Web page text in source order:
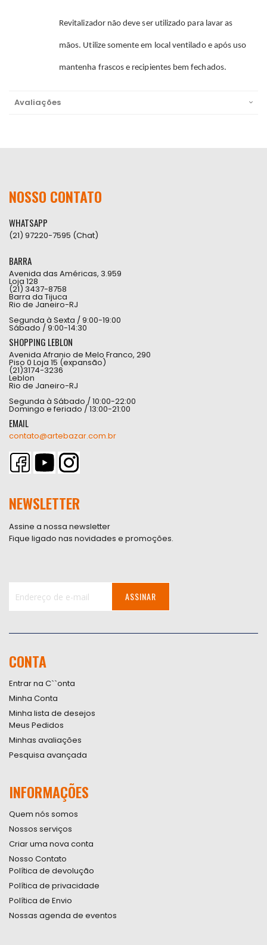
Revitalizador não deve ser utilizado para lavar as
mãos. Utilize somente em local ventilado e após uso
mantenha frascos e recipientes bem fechados.
Avaliações
NOSSO CONTATO
WHATSAPP
(21) 97220-7595 (Chat)
BARRA
Avenida das Américas, 3.959
Loja 128
(21) 3437-8758
Barra da Tijuca
Rio de Janeiro-RJ
Segunda à Sexta / 9:00-19:00
Sábado / 9:00-14:30
SHOPPING LEBLON
Avenida Afranio de Melo Franco, 290
Piso 0 Loja 15 (expansão)
(21)3174-3236
Leblon
Rio de Janeiro-RJ
Segunda à Sábado / 10:00-22:00
Domingo e feriado / 13:00-21:00
EMAIL
contato@artebazar.com.br
NEWSLETTER
Assine a nossa newsletter
Fique ligado nas novidades e promoções.
Newsletter:
ASSINAR
CONTA
Entrar na C``onta
Minha Conta
Minha lista de desejos
Meus Pedidos
Minhas avaliações
Pesquisa avançada
INFORMAÇÕES
Quem nós somos
Nossos serviços
Criar uma nova conta
Nosso Contato
Política de devolução
Política de privacidade
Política de Envio
Nossas agenda de eventos